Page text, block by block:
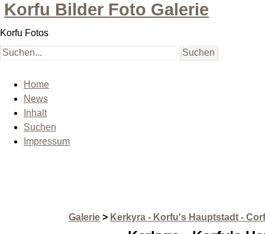
Korfu Bilder Foto Galerie
Korfu Fotos
Home
News
Inhalt
Suchen
Impressum
Galerie > Kerkyra - Korfu's Hauptstadt -